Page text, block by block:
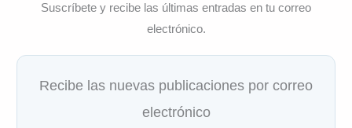
Suscríbete y recibe las últimas entradas en tu correo
electrónico.
Recibe las nuevas publicaciones por correo
electrónico